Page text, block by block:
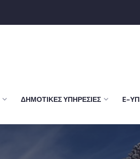
ΔΗΜΟΤΙΚΈΣ ΥΠΗΡΕΣΊΕΣ E-